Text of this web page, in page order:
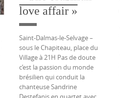
love affair »
Saint-Dalmas-le-Selvage –
sous le Chapiteau, place du
Village à 21H Pas de doute
c’est la passion du monde
brésilien qui conduit la
chanteuse Sandrine